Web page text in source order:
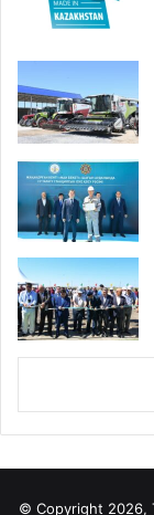
© Copyright 2026,